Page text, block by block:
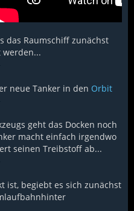
das Raumschiff zunächst
werden...
neue Tanker in den Orbit
geht das Docken noch
macht einfach irgendwo
seinen Treibstoff ab...
ist, begiebt es sich zunächst